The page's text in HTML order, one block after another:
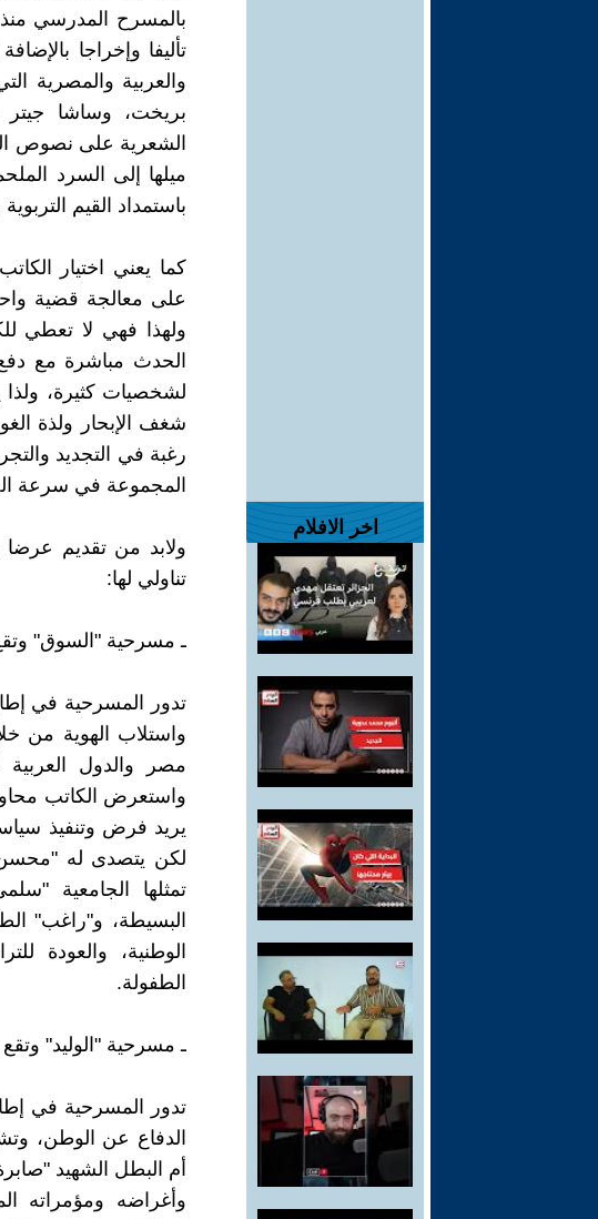
اخر الافلام
بالمسرح المدرسي
تأليفا وإخراجا
والعربية والمصرية
بريخت، وساشا جيتر
الشعرية على نصوص
ميلها إلى السرد
باستمداد القيم
كما يعني اختيار
على معالجة قضية
ولهذا فهي لا تعطي
الحدث مباشرة مع دفع
لشخصيات كثيرة،
شغف الإبحار ولذة
رغبة في التجديد
المجموعة في سرعة
ولابد من تقديم
تناولي لها:
ـ مسرحية "السوق"
تدور المسرحية في
واستلاب الهوية من
مصر والدول العربية
واستعرض الكاتب
يريد فرض وتنفيذ
لكن يتصدى له
تمثلها الجامعية
البسيطة، و"راغب"
الوطنية، والعودة
الطفولة.
ـ مسرحية "الوليد"
تدور المسرحية في
الدفاع عن الوطن،
أم البطل الشهيد
وأغراضه ومؤمراته